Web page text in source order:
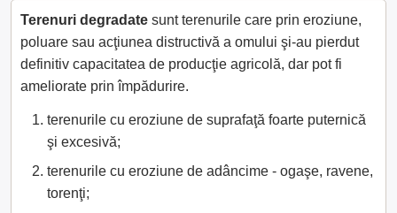
Terenuri degradate sunt terenurile care prin eroziune,
poluare sau acţiunea distructivă a omului şi-au pierdut
definitiv capacitatea de producţie agricolă, dar pot fi
ameliorate prin împădurire.
terenurile cu eroziune de suprafaţă foarte puternică
şi excesivă;
terenurile cu eroziune de adâncime - ogaşe, ravene,
torenţi;